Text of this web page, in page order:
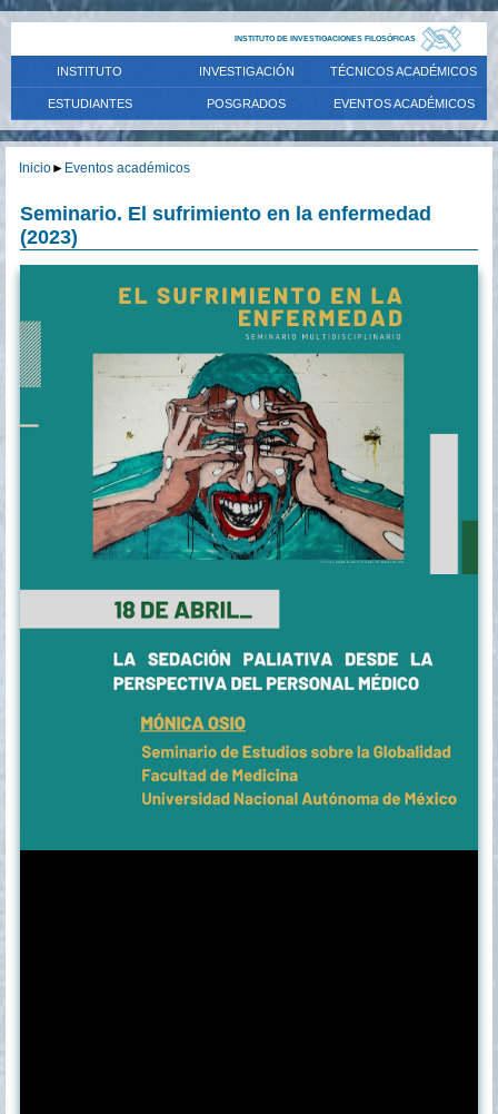
INSTITUTO DE INVESTIGACIONES FILOSÓFICAS
INSTITUTO INVESTIGACIÓN TÉCNICOS ACADÉMICOS
ESTUDIANTES POSGRADOS EVENTOS ACADÉMICOS
Inicio► Eventos académicos
Seminario. El sufrimiento en la enfermedad
(2023)